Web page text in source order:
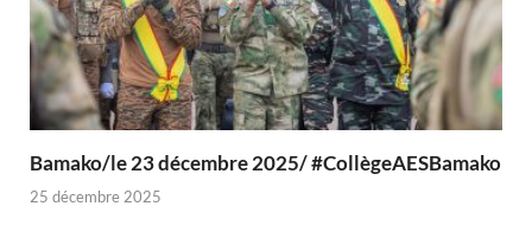
Bamako/le 23 décembre 2025/ #CollègeAESBamako
25 décembre 2025